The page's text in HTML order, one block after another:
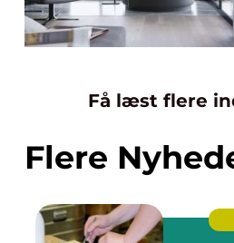
Få læst flere
Flere